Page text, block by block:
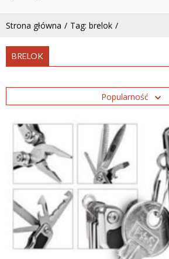
Strona główna Tag: brelok
BRELOK
Popularność